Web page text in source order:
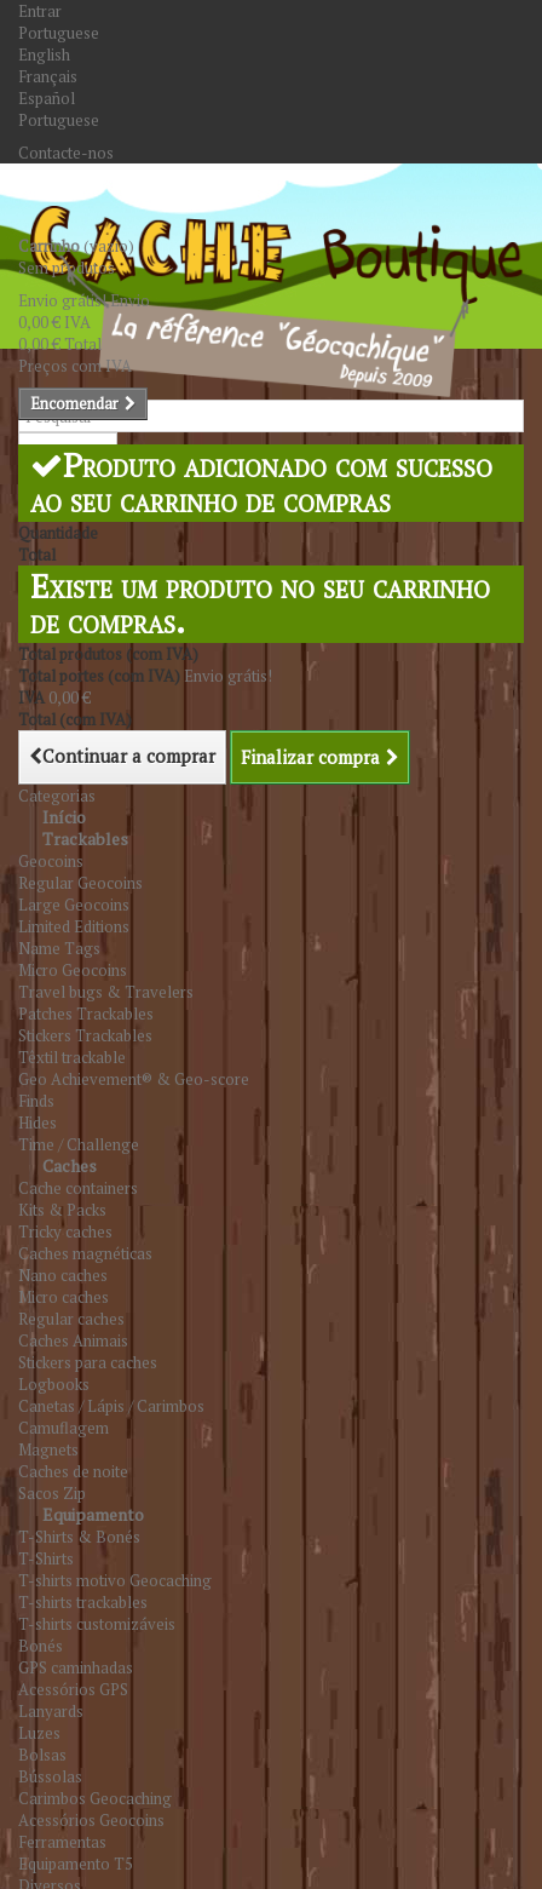
Entrar
Portuguese
English
Français
Español
Portuguese
Contacte-nos
Pesquisar
Carrinho(vazio)
Sem produtos
Envio grátis!Envio
0,00 € IVA
0,00 €Total
Preços com IVA
Encomendar
Produto adicionado com sucesso
ao seu carrinho de compras
Quantidade
Total
Existe um produto no seu carrinho
de compras.
Total produtos (com IVA)
Total portes (com IVA) Envio grátis!
IVA 0,00 €
Total (com IVA)
Continuar a comprar Finalizar compra
Categorias
Início
Trackables
Geocoins
Regular Geocoins
Large Geocoins
Limited Editions
Name Tags
Micro Geocoins
Travel bugs & Travelers
Patches Trackables
Stickers Trackables
Têxtil trackable
Geo Achievement® & Geo-score
Finds
Hides
Time / Challenge
Caches
Cache containers
Kits & Packs
Tricky caches
Caches magnéticas
Nano caches
Micro caches
Regular caches
Caches Animais
Stickers para caches
Logbooks
Canetas / Lápis / Carimbos
Camuflagem
Magnets
Caches de noite
Sacos Zip
Equipamento
T-Shirts & Bonés
T-Shirts
T-shirts motivo Geocaching
T-shirts trackables
T-shirts customizáveis
Bonés
GPS caminhadas
Acessórios GPS
Lanyards
Luzes
Bolsas
Bússolas
Carimbos Geocaching
Acessórios Geocoins
Ferramentas
Equipamento T5